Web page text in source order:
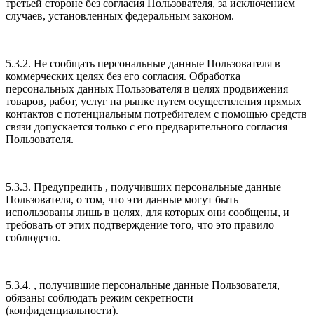
третьей стороне без согласия Пользователя, за исключением
случаев, установленных федеральным законом.
5.3.2. Не сообщать персональные данные Пользователя в
коммерческих целях без его согласия. Обработка
персональных данных Пользователя в целях продвижения
товаров, работ, услуг на рынке путем осуществления прямых
контактов с потенциальным потребителем с помощью средств
связи допускается только с его предварительного согласия
Пользователя.
5.3.3. Предупредить , получивших персональные данные
Пользователя, о том, что эти данные могут быть
использованы лишь в целях, для которых они сообщены, и
требовать от этих подтверждение того, что это правило
соблюдено.
5.3.4. , получившие персональные данные Пользователя,
обязаны соблюдать режим секретности
(конфиденциальности).